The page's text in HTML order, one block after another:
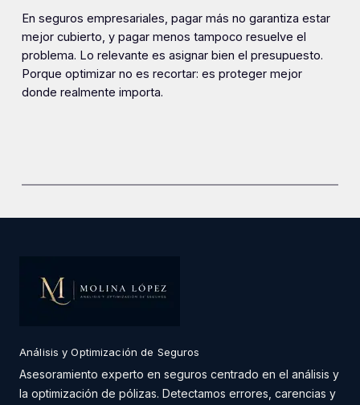
En seguros empresariales, pagar más no garantiza estar
mejor cubierto, y pagar menos tampoco resuelve el
problema. Lo relevante es asignar bien el presupuesto.
Porque optimizar no es recortar: es proteger mejor
donde realmente importa.
Análisis y Optimización de Seguros
Asesoramiento experto en seguros centrado en el análisis y
la optimización de pólizas. Detectamos errores, carencias y